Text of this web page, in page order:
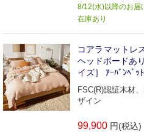
8/12(水)以降のお届
在庫あり
コアラマットレ
ヘッドボードあ
イズ］ ｱｰﾊﾞﾝﾍﾞｯ
FSC(R)認証木材
ザイン
99,900 円(税込)